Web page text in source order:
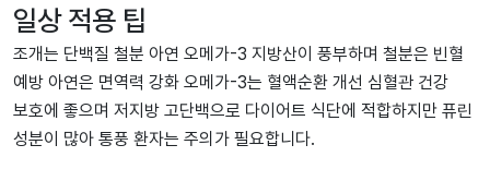
일상 적용 팁
조개는 단백질 철분 아연 오메가-3 지방산이 풍부하며 철분은 빈혈
예방 아연은 면역력 강화 오메가-3는 혈액순환 개선 심혈관 건강
보호에 좋으며 저지방 고단백으로 다이어트 식단에 적합하지만 퓨린
성분이 많아 통풍 환자는 주의가 필요합니다.